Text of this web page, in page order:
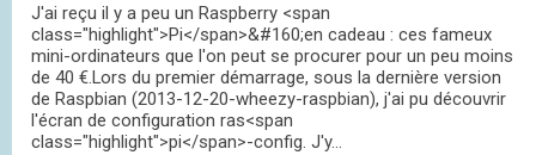
J'ai reçu il y a peu un Raspberry <span
class="highlight">Pi</span>&#160;en cadeau : ces fameux
mini-ordinateurs que l'on peut se procurer pour un peu moins
de 40 €.Lors du premier démarrage, sous la dernière version
de Raspbian (2013-12-20-wheezy-raspbian), j'ai pu découvrir
l'écran de configuration ras<span
class="highlight">pi</span>-config. J'y...